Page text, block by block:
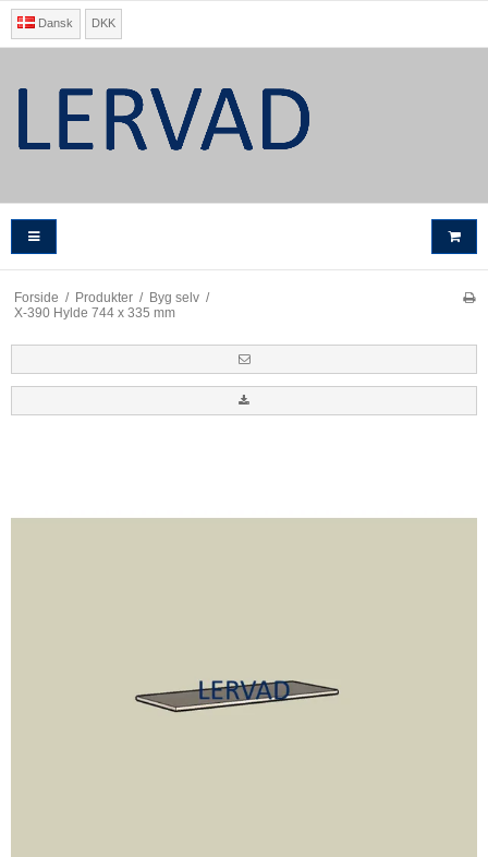
Dansk DKK
Forside / Produkter / Byg selv /
X-390 Hylde 744 x 335 mm